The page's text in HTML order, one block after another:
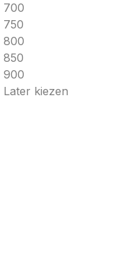
700
750
800
850
900
Later kiezen